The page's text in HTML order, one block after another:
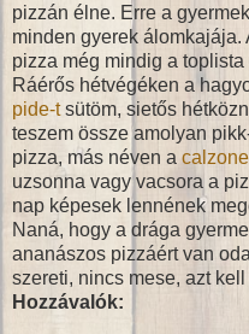
pizzán élne. Erre a
minden gyerek álomkajája.
pizza még mindig a
Ráérős hétvégéken a
pide-tsütöm, sietős
teszem össze amolyan
pizza, más néven a calzone
uzsonna vagy vacsora a
nap képesek lennének
Naná, hogy a drága
ananászos pizzáért van
szereti, nincs mese, azt
Hozzávalók: